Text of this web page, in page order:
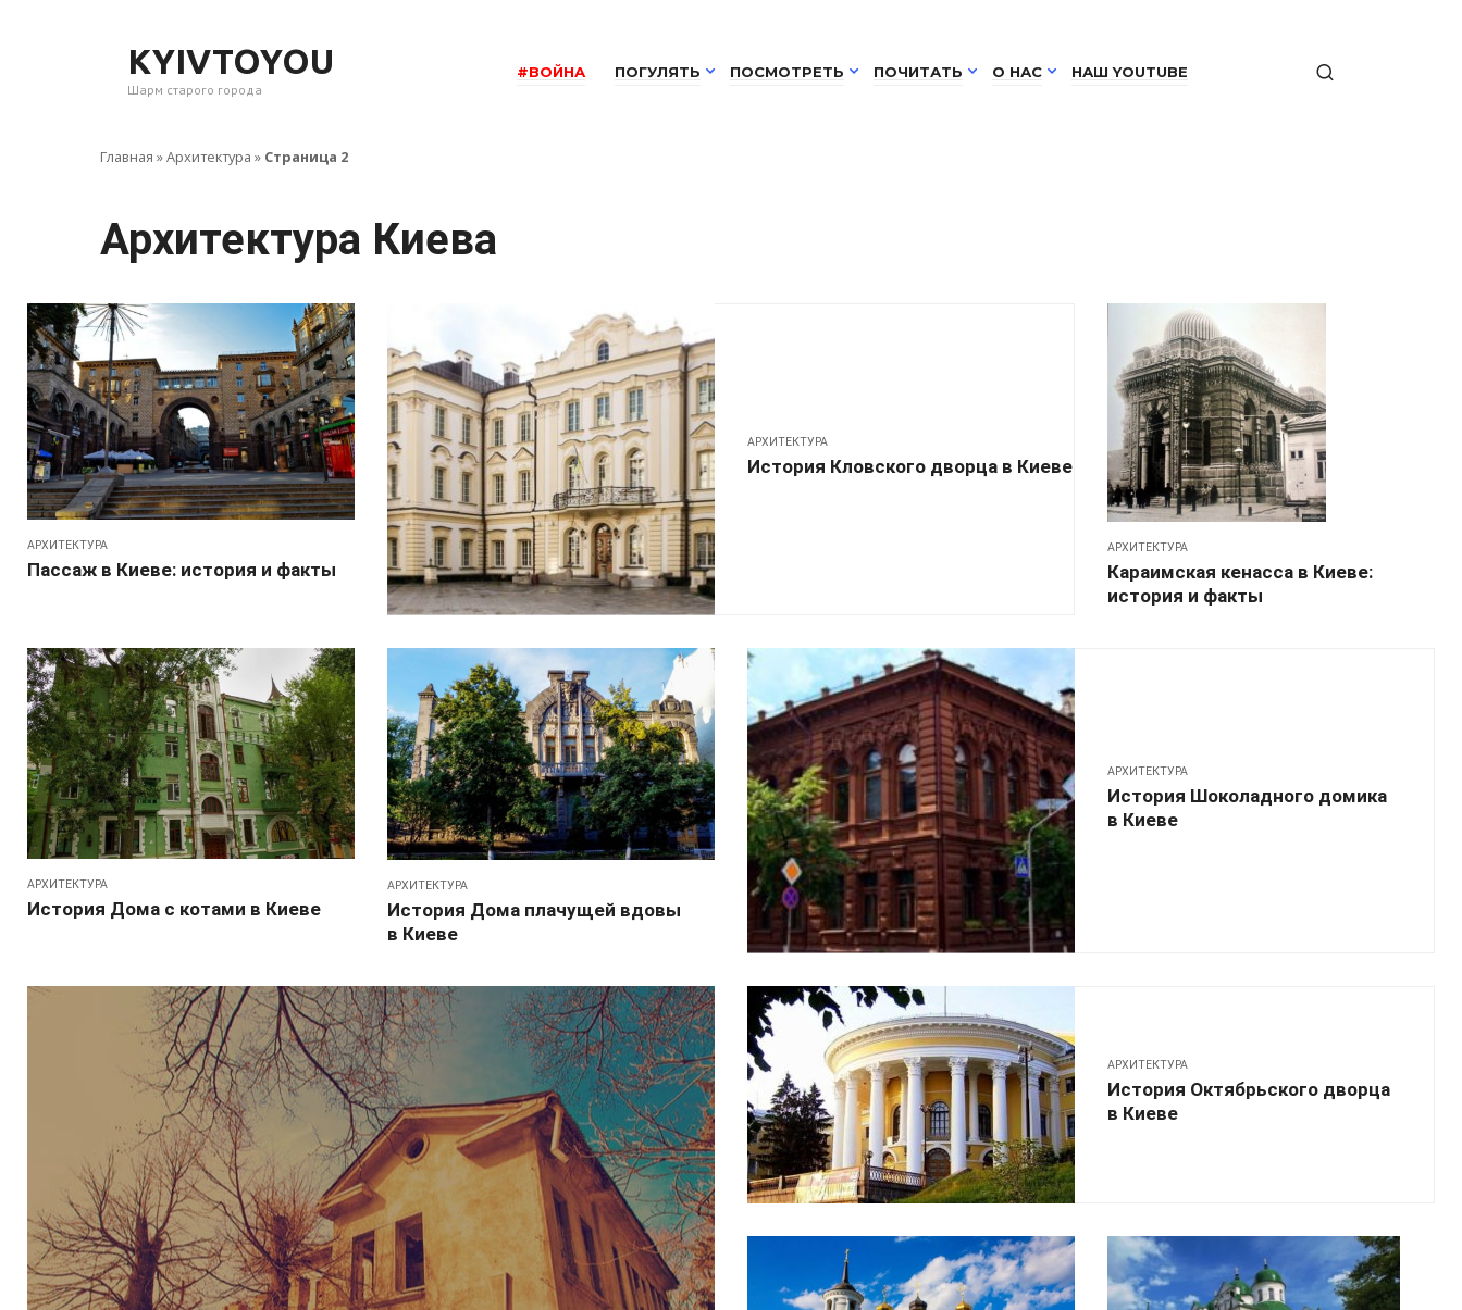
KYIVTOYOU
Шарм старого города
#ВОЙНА ПОГУЛЯТЬ ПОСМОТРЕТЬ ПОЧИТАТЬ О НАС НАШ YOUTUBE
Главная »Архитектура » Страница 2
Архитектура Киева
АРХИТЕКТУРА
Пассаж в Киеве: история и факты
АРХИТЕКТУРА
История Кловского дворца в Киеве
АРХИТЕКТУРА
Караимская кенасса в Киеве:
история и факты
АРХИТЕКТУРА
История Дома с котами в Киеве
АРХИТЕКТУРА
История Дома плачущей вдовы
в Киеве
АРХИТЕКТУРА
История Шоколадного домика
в Киеве
АРХИТЕКТУРА
История Октябрьского дворца
в Киеве